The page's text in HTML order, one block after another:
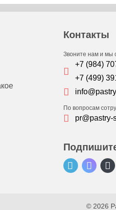
Контакты
Звоните нам и мы
+7 (984)
+7 (499)
По вопросам
© 2026